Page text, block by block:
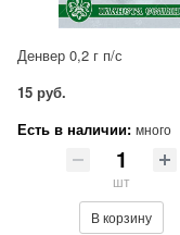
Денвер 0,2 г п/с
15 руб.
Есть в наличии: много
шт
В корзину